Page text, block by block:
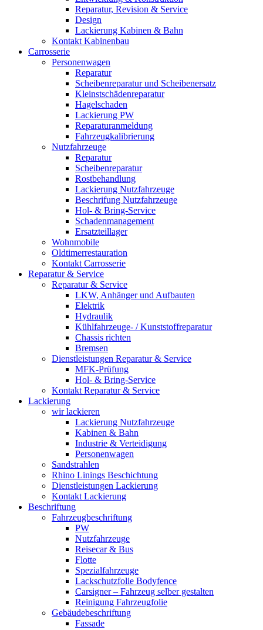
Reparatur, Revision & Service
Design
Lackierung Kabinen & Bahn
Kontakt Kabinenbau
Carrosserie
Personenwagen
Reparatur
Scheibenreparatur und Scheibenersatz
Kleinstschädenreparatur
Hagelschaden
Lackierung PW
Reparaturanmeldung
Fahrzeugkalibrierung
Nutzfahrzeuge
Reparatur
Scheibenreparatur
Rostbehandlung
Lackierung Nutzfahrzeuge
Beschrifung Nutzfahrzeuge
Hol- & Bring-Service
Schadenmanagement
Ersatzteillager
Wohnmobile
Oldtimerrestauration
Kontakt Carrosserie
Reparatur & Service
Reparatur & Service
LKW, Anhänger und Aufbauten
Elektrik
Hydraulik
Kühlfahrzeuge- / Kunststoffreparatur
Chassis richten
Bremsen
Dienstleistungen Reparatur & Service
MFK-Prüfung
Hol- & Bring-Service
Kontakt Reparatur & Service
Lackierung
wir lackieren
Lackierung Nutzfahrzeuge
Kabinen & Bahn
Industrie & Verteidigung
Personenwagen
Sandstrahlen
Rhino Linings Beschichtung
Dienstleistungen Lackierung
Kontakt Lackierung
Beschriftung
Fahrzeugbeschriftung
PW
Nutzfahrzeuge
Reisecar & Bus
Flotte
Spezialfahrzeuge
Lackschutzfolie Bodyfence
Carsigner – Fahrzeug selber gestalten
Reinigung Fahrzeugfolie
Gebäudebeschriftung
Fassade